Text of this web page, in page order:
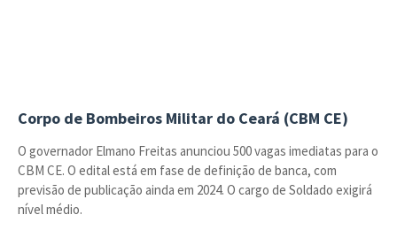
Corpo de Bombeiros Militar do Ceará (CBM CE)
O governador Elmano Freitas anunciou 500 vagas imediatas para o
CBM CE. O edital está em fase de definição de banca, com
previsão de publicação ainda em 2024. O cargo de Soldado exigirá
nível médio.